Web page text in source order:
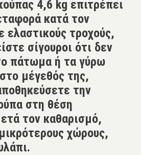
4,6 kg επιτρέπει
κατά τον
ελαστικούς τροχούς,
σίγουροι ότι δεν
πάτωμα ή τα γύρω
μέγεθός της,
την
στη θέση
τον καθαρισμό,
χώρους,